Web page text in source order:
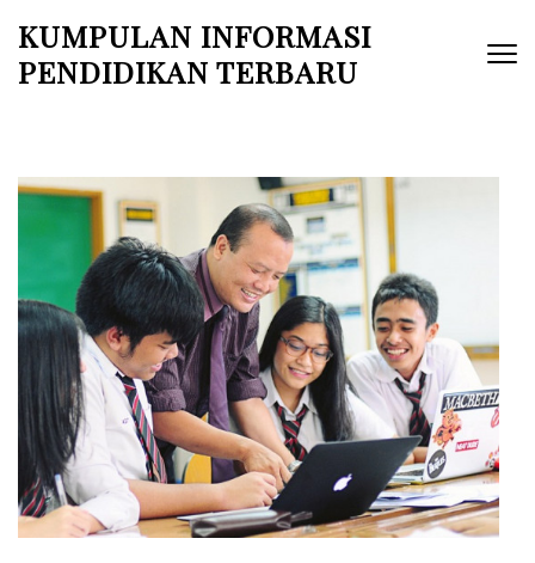
content
KUMPULAN INFORMASI
PENDIDIKAN TERBARU